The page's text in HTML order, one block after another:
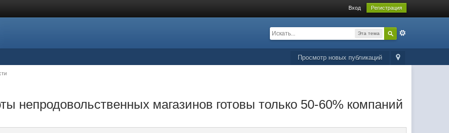
Вход Регистрация
Эта тема
Просмотр новых публикаций
непродовольственных магазинов готовы только 50-60% компаний